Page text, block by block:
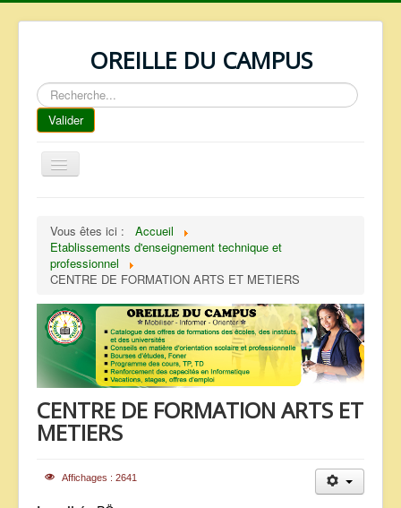
OREILLE DU CAMPUS
Rechercher
Valider
Basculer
la
REPERTOIRE
QUI SOMMES NOUS ?
NOS SERVICES
FAQ
CONTACTS
TELECHARGEMENTS
ANNONCES
Vous êtes ici :
Accueil
Etablissements d'enseignement technique et
professionnel
CENTRE DE FORMATION ARTS ET METIERS
CENTRE DE FORMATION ARTS ET
METIERS
Affichages : 2641